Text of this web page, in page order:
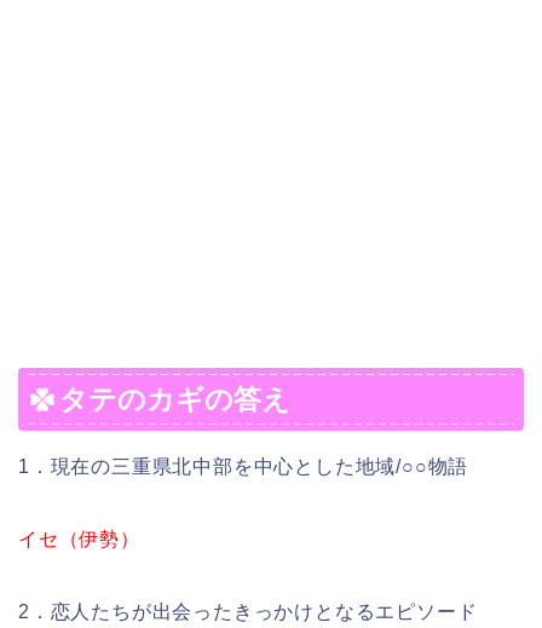
タテのカギの答え
1．現在の三重県北中部を中心とした地域/○○物語
イセ（伊勢）
2．恋人たちが出会ったきっかけとなるエピソード